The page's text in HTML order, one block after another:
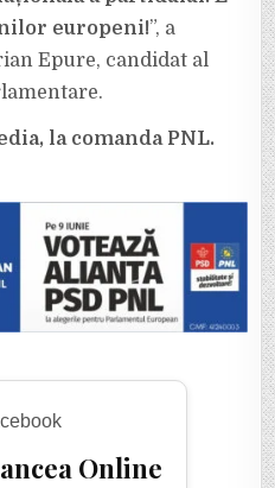
europeni!”, a
Epure, candidat al
la comanda PNL.
Online